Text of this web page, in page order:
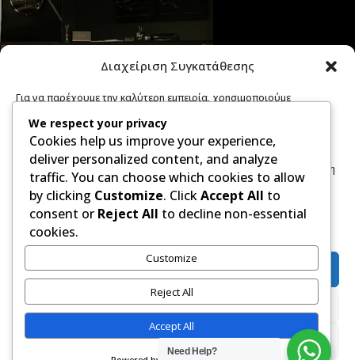
Διαχείριση Συγκατάθεσης
Για να παρέχουμε την καλύτερη εμπειρία, χρησιμοποιούμε
σε πληροφορίες συσκευών. Η συγκατάθεση για τις εν λόγω
τεχνολογίες θα μας επιτρέψει να επεξεργαστούμε δεδομένα
προσωπικού χαρακτήρα, όπως συμπεριφορά περιήγησης ή
μοναδικά αναγνωριστικά σε αυτόν τον ιστότοπο. Η μη συγκατάθεση
ή η ανάκληση της συγκατάθεσης, μπορεί να επηρεάσει αρνητικά
ορισμένες λειτουργίες και δυνατότητες.
Διαχείριση υπηρεσιών
Αποδοχή
Δεν αποδέχομαι
Προβολή προτιμήσεων
ΕΝΑΡΞΗ ΑΠΟ – START FROM TRIPITI
Copyright 2024 Luxury Boat Ammouliani © |
We respect your privacy
Cookies help us improve your experience,
deliver personalized content, and analyze
traffic. You can choose which cookies to allow
by clicking Customize. ClickAccept All to
consent or Reject All to decline non-essential
cookies.
Customize
Reject All
Accept All
Need Help?